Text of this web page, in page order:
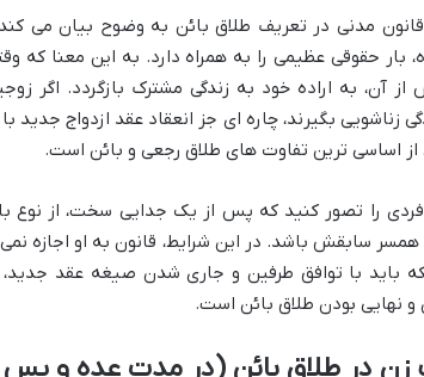
در تعریف طلاق بائن به وضوح بیان می
بار حقوقی عظیمی را به همراه دارد. به این معنا که
از آن، به اراده خود به زندگی مشترک بازگردد. اگر
زناشویی بگیرند، چاره ای جز انعقاد عقد ازدواج جدید
از اساسی ترین تفاوت های طلاق رجعی و بائن است.
فردی را تصور کنید که پس از یک جدایی سخت، از
همسر سابقش باشد. در این شرایط، قانون به او اجازه
باید با توافق طرفین و جاری شدن صیغه عقد
نهایی بودن طلاق بائن است.
در طلاق بائن (در مدت عده و پس